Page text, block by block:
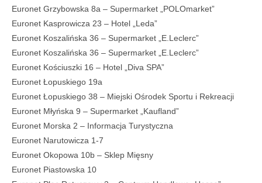
Euronet Grzybowska 8a – Supermarket „POLOmarket”
Euronet Kasprowicza 23 – Hotel „Leda”
Euronet Koszalińska 36 – Supermarket „E.Leclerc”
Euronet Koszalińska 36 – Supermarket „E.Leclerc”
Euronet Kościuszki 16 – Hotel „Diva SPA”
Euronet Łopuskiego 19a
Euronet Łopuskiego 38 – Miejski Ośrodek Sportu i Rekreacji
Euronet Młyńska 9 – Supermarket „Kaufland”
Euronet Morska 2 – Informacja Turystyczna
Euronet Narutowicza 1-7
Euronet Okopowa 10b – Sklep Mięsny
Euronet Piastowska 10